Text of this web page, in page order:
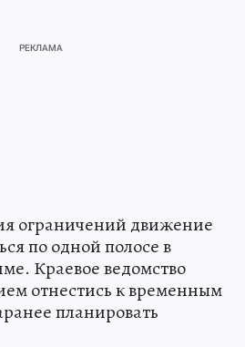
ограничений движение
по одной полосе в
Краевое ведомство
отнестись к временным
планировать